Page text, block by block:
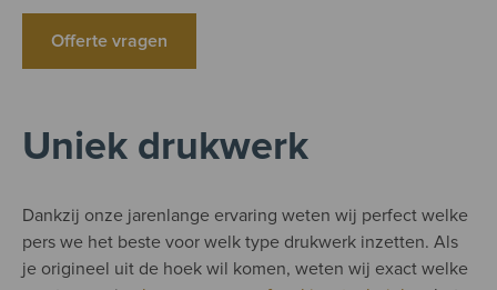
Offerte vragen
Uniek drukwerk
Dankzij onze jarenlange ervaring weten wij perfect welke
pers we het beste voor welk type drukwerk inzetten. Als
je origineel uit de hoek wil komen, weten wij exact welke